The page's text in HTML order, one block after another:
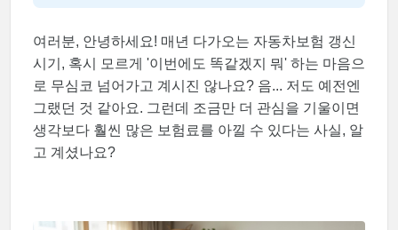
여러분, 안녕하세요! 매년 다가오는 자동차보험 갱신
시기, 혹시 모르게 '이번에도 똑같겠지 뭐' 하는 마음으
로 무심코 넘어가고 계시진 않나요? 음... 저도 예전엔
그랬던 것 같아요. 그런데 조금만 더 관심을 기울이면
생각보다 훨씬 많은 보험료를 아낄 수 있다는 사실, 알
고 계셨나요?